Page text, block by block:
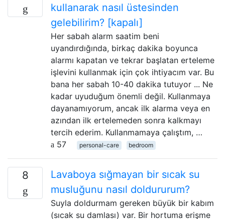
kullanarak nasıl üstesinden
gelebilirim? [kapalı]
Her sabah alarm saatim beni
uyandırdığında, birkaç dakika boyunca
alarmı kapatan ve tekrar başlatan erteleme
işlevini kullanmak için çok ihtiyacım var. Bu
bana her sabah 10-40 dakika tutuyor ... Ne
kadar uyuduğum önemli değil. Kullanmaya
dayanamıyorum, ancak ilk alarma veya en
azından ilk ertelemeden sonra kalkmayı
tercih ederim. Kullanmamaya çalıştım, …
57
personal-care bedroom
8
Lavaboya sığmayan bir sıcak su
musluğunu nasıl doldururum?
Suyla doldurmam gereken büyük bir kabım
(sıcak su damlası) var. Bir hortuma erişme